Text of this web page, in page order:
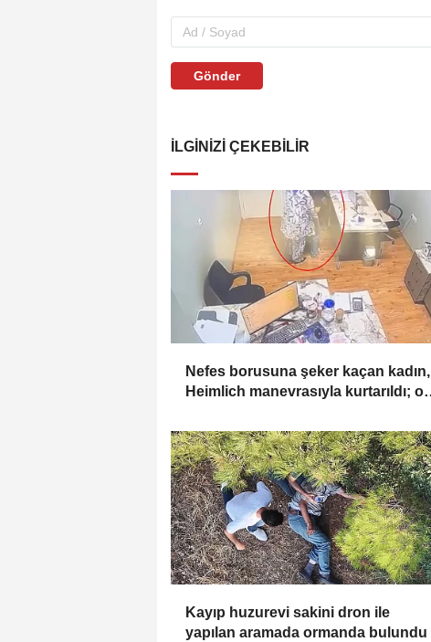
Gönder
İLGINIZI ÇEKEBILIR
Nefes borusuna şeker kaçan kadın,
Heimlich manevrasıyla kurtarıldı; o
Kayıp huzurevi sakini dron ile
yapılan aramada ormanda bulundu